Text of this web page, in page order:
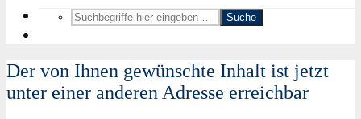
Suche
Der von Ihnen gewünschte Inhalt ist jetzt
unter einer anderen Adresse erreichbar